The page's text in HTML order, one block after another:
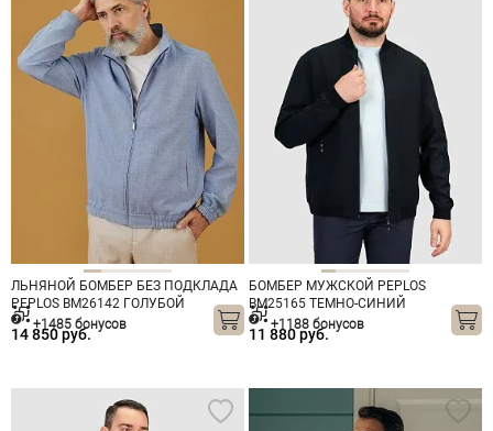
ЛЬНЯНОЙ БОМБЕР БЕЗ ПОДКЛАДА
PEPLOS BM26142 ГОЛУБОЙ
14 850 руб.
+1485 бонусов
БОМБЕР МУЖСКОЙ PEPLOS
BM25165 ТЕМНО-СИНИЙ
11 880 руб.
+1188 бонусов